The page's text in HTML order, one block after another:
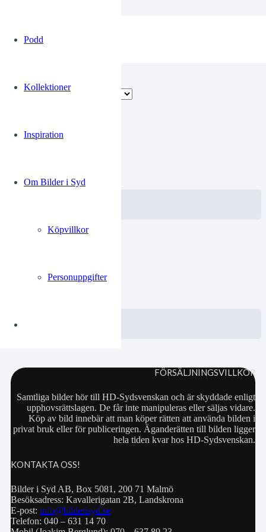
Podd
Kollektioner
Inspiration
Om Bilder i Syd
Köpvillkor
Personuppgifter
Hopkins
00254075
VISA / KÖP
0.00 kr
FÖRSÄLJNINGSVILLKOR
Samtliga bilder hör till HD-Sydsvenskan och är skyddade enligt
upphovsrättslagen. De får inte manipuleras eller säljas vidare.
Köp av bild innebär att man köper rätten att använda bilden i
privat bruk eller för publiceringen. Äganderätten till bilden ligger
hela tiden kvar hos HD-Sydsvenskan.
KONTAKTA OSS!
Bilder i Syd AB, Box 5081, 200 71 Malmö
Besöksadress: Kavallerigatan 2B, Landskrona
E-post: info@bilderisyd.se
Telefon: 040 – 631 14 70